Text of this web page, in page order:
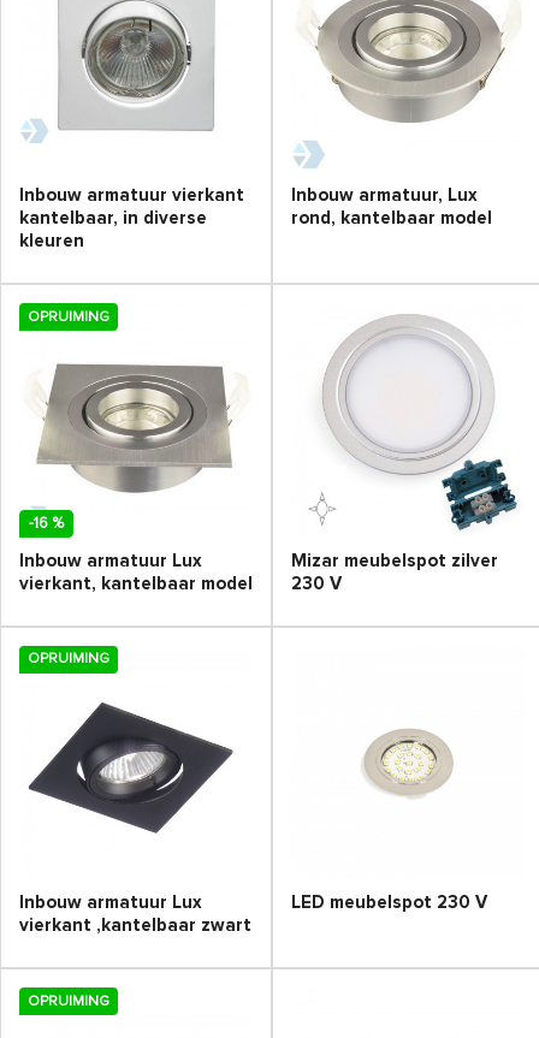
Inbouw armatuur vierkant
kantelbaar, in diverse
kleuren
Inbouw armatuur, Lux
rond, kantelbaar model
OPRUIMING
-16 %
Inbouw armatuur Lux
vierkant, kantelbaar model
Mizar meubelspot zilver
230 V
OPRUIMING
Inbouw armatuur Lux
vierkant ,kantelbaar zwart
LED meubelspot 230 V
OPRUIMING